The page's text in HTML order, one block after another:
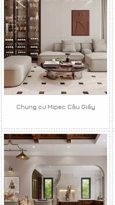
Chung cư Mipec Cầu Giấy